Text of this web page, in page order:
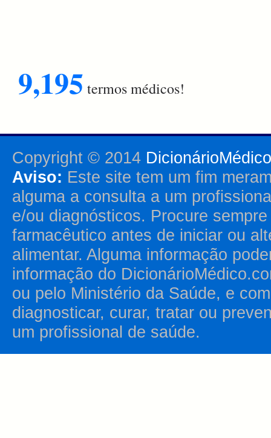
9,195 termos médicos!
Copyright © 2014
Aviso: Este site tem um fim
alguma a consulta a um
e/ou diagnósticos. Procure
farmacêutico antes de iniciar ou
alimentar. Alguma informação
informação do
ou pelo Ministério da Saúde, e
diagnosticar, curar, tratar ou
um profissional de saúde.